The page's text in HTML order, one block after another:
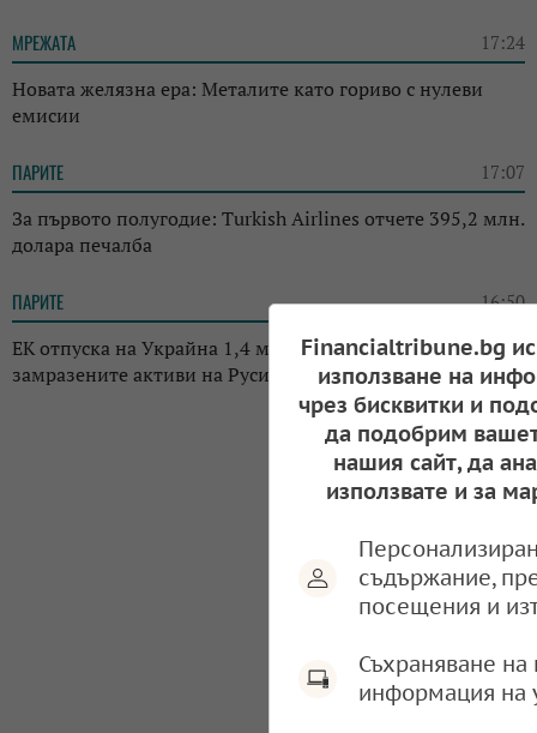
МРЕЖАТА 17:24
Новата желязна ера: Металите като гориво с нулеви
емисии
ПАРИТЕ 17:07
За първото полугодие: Turkish Airlines отчете 395,2 млн.
долара печалба
ПАРИТЕ 16:50
ЕК отпуска на Украйна 1,4 млрд. евро - печалба от
замразените активи на Русия
Financialtribune.bg
използване на
чрез бисквитки и
да подобрим
нашия сайт, да
използвате и за
съдържание,
посещения и
Съхраняване
информация на